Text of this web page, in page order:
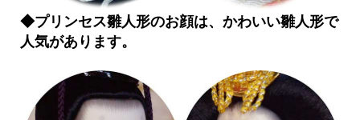
◆プリンセス雛人形のお顔は、かわいい雛人形で
人気があります。